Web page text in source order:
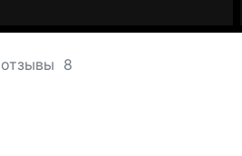
отзывы 8